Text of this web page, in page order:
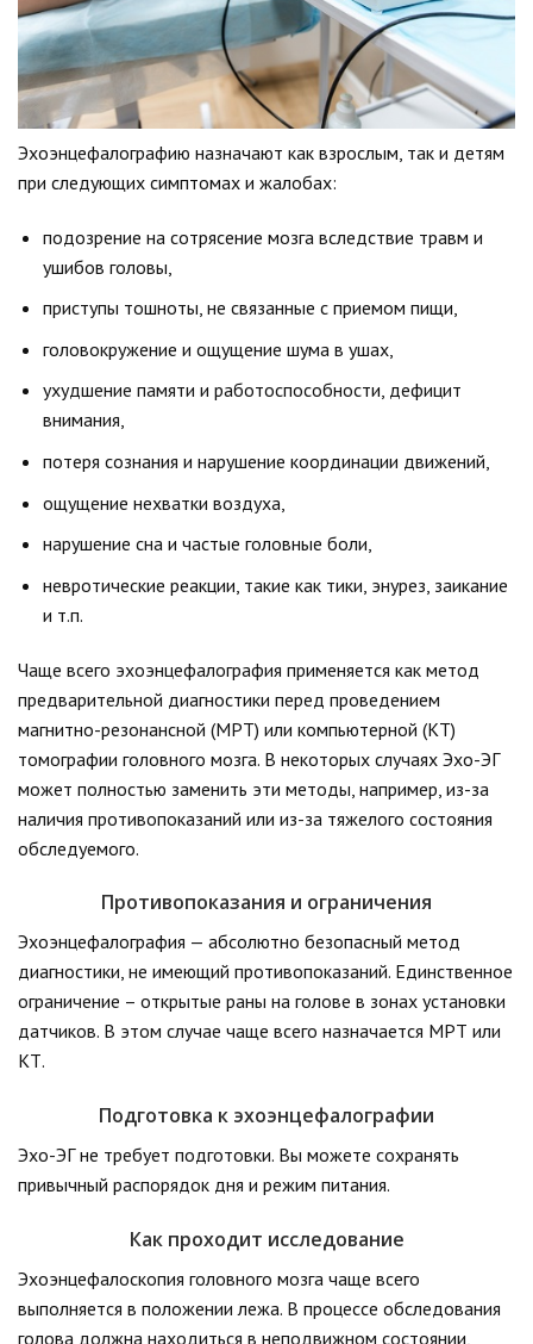
Эхоэнцефалографию назначают как взрослым, так и детям
при следующих симптомах и жалобах:
подозрение на сотрясение мозга вследствие травм и
ушибов головы,
приступы тошноты, не связанные с приемом пищи,
головокружение и ощущение шума в ушах,
ухудшение памяти и работоспособности, дефицит
внимания,
потеря сознания и нарушение координации движений,
ощущение нехватки воздуха,
нарушение сна и частые головные боли,
невротические реакции, такие как тики, энурез, заикание
и т.п.
Чаще всего эхоэнцефалография применяется как метод
предварительной диагностики перед проведением
магнитно-резонансной (МРТ) или компьютерной (КТ)
томографии головного мозга. В некоторых случаях Эхо-ЭГ
может полностью заменить эти методы, например, из-за
наличия противопоказаний или из-за тяжелого состояния
обследуемого.
Противопоказания и ограничения
Эхоэнцефалография — абсолютно безопасный метод
диагностики, не имеющий противопоказаний. Единственное
ограничение – открытые раны на голове в зонах установки
датчиков. В этом случае чаще всего назначается МРТ или
КТ.
Подготовка к эхоэнцефалографии
Эхо-ЭГ не требует подготовки. Вы можете сохранять
привычный распорядок дня и режим питания.
Как проходит исследование
Эхоэнцефалоскопия головного мозга чаще всего
выполняется в положении лежа. В процессе обследования
голова должна находиться в неподвижном состоянии,